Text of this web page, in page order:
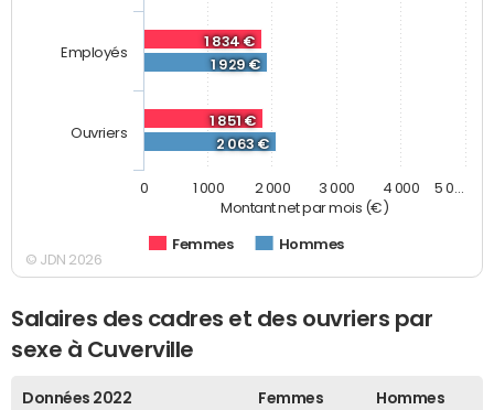
Montant net par mois (€)
1 834 €
1 851 €
1 929 €
2 063 €
Femmes Hommes
Employés
Ouvriers
0 1 000 2 000 3 000 4 000 5 0…
© JDN 2026
Salaires des cadres et des ouvriers par
sexe à Cuverville
Données 2022 Femmes Hommes